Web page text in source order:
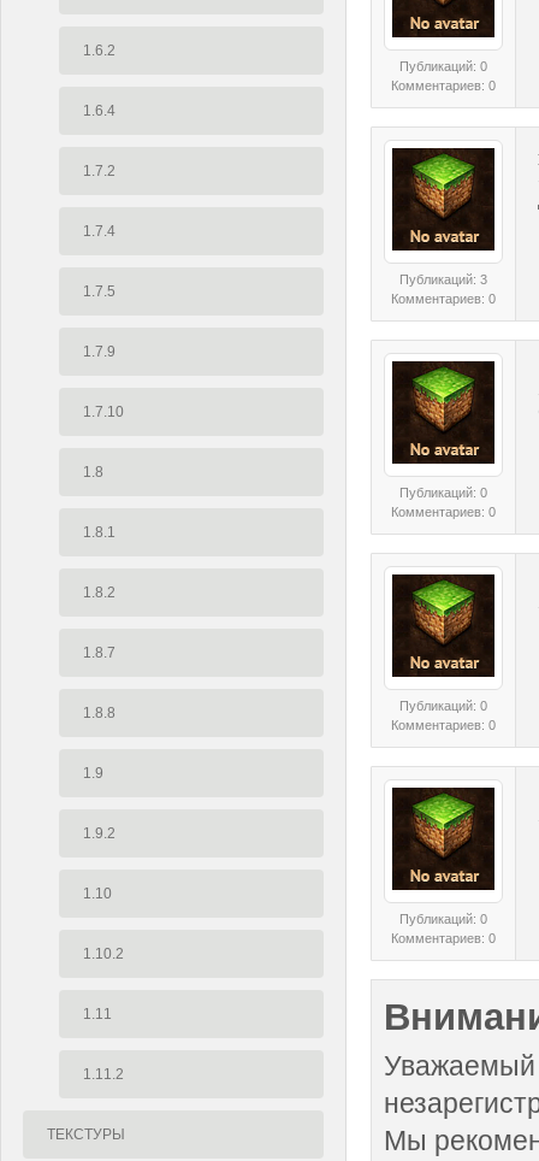
1.6.2
1.6.4
1.7.2
1.7.4
1.7.5
1.7.9
1.7.10
1.8
1.8.1
1.8.2
1.8.7
1.8.8
1.9
1.9.2
1.10
1.10.2
1.11
1.11.2
ТЕКСТУРЫ
Публикаций: 0
Комментариев: 0
Публикаций: 3
Комментариев: 0
Публикаций: 0
Комментариев: 0
Публикаций: 0
Комментариев: 0
Публикаций: 0
Комментариев: 0
Уважаемый
Мы